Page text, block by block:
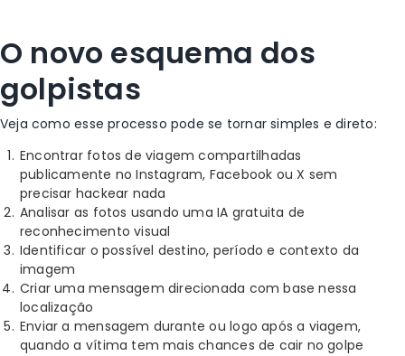
O novo esquema dos
golpistas
Veja como esse processo pode se tornar simples e direto:
Encontrar fotos de viagem compartilhadas
publicamente no Instagram, Facebook ou X sem
precisar hackear nada
Analisar as fotos usando uma IA gratuita de
reconhecimento visual
Identificar o possível destino, período e contexto da
imagem
Criar uma mensagem direcionada com base nessa
localização
Enviar a mensagem durante ou logo após a viagem,
quando a vítima tem mais chances de cair no golpe